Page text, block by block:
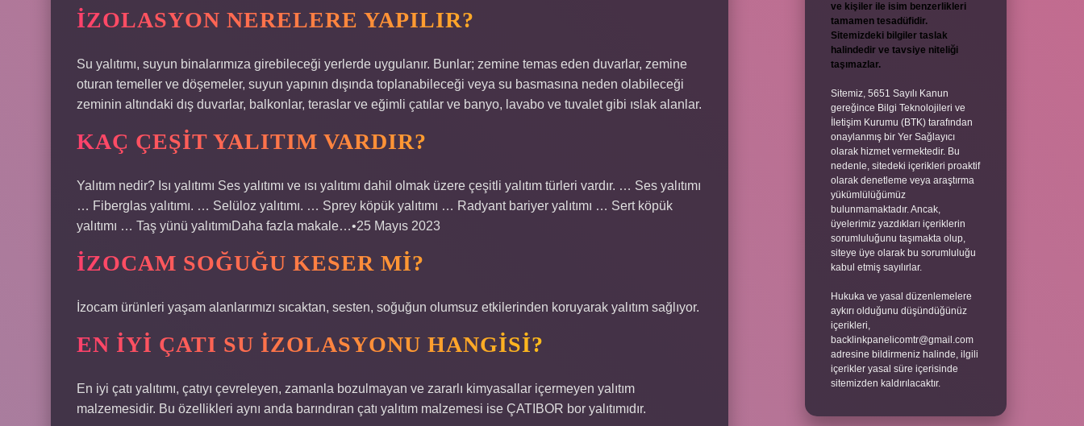
İZOLASYON NERELERE YAPILIR?
Su yalıtımı, suyun binalarımıza girebileceği yerlerde uygulanır. Bunlar; zemine temas eden duvarlar, zemine
oturan temeller ve döşemeler, suyun yapının dışında toplanabileceği veya su basmasına neden olabileceği
zeminin altındaki dış duvarlar, balkonlar, teraslar ve eğimli çatılar ve banyo, lavabo ve tuvalet gibi ıslak alanlar.
KAÇ ÇEŞIT YALITIM VARDIR?
Yalıtım nedir? Isı yalıtımı Ses yalıtımı ve ısı yalıtımı dahil olmak üzere çeşitli yalıtım türleri vardır. … Ses yalıtımı
… Fiberglas yalıtımı. … Selüloz yalıtımı. … Sprey köpük yalıtımı … Radyant bariyer yalıtımı … Sert köpük
yalıtımı … Taş yünü yalıtımıDaha fazla makale…•25 Mayıs 2023
İZOCAM SOĞUĞU KESER MI?
İzocam ürünleri yaşam alanlarımızı sıcaktan, sesten, soğuğun olumsuz etkilerinden koruyarak yalıtım sağlıyor.
EN IYI ÇATI SU IZOLASYONU HANGISI?
En iyi çatı yalıtımı, çatıyı çevreleyen, zamanla bozulmayan ve zararlı kimyasallar içermeyen yalıtım
malzemesidir. Bu özellikleri aynı anda barındıran çatı yalıtım malzemesi ise ÇATIBOR bor yalıtımıdır.
ve kişiler ile isim benzerlikleri
tamamen tesadüfidir.
Sitemizdeki bilgiler taslak
halindedir ve tavsiye niteliği
taşımazlar.
Sitemiz, 5651 Sayılı Kanun
gereğince Bilgi Teknolojileri ve
İletişim Kurumu (BTK) tarafından
onaylanmış bir Yer Sağlayıcı
olarak hizmet vermektedir. Bu
nedenle, sitedeki içerikleri proaktif
olarak denetleme veya araştırma
yükümlülüğümüz
bulunmamaktadır. Ancak,
üyelerimiz yazdıkları içeriklerin
sorumluluğunu taşımakta olup,
siteye üye olarak bu sorumluluğu
kabul etmiş sayılırlar.
Hukuka ve yasal düzenlemelere
aykırı olduğunu düşündüğünüz
içerikleri,
backlinkpanelicomtr@gmail.com
adresine bildirmeniz halinde, ilgili
içerikler yasal süre içerisinde
sitemizden kaldırılacaktır.